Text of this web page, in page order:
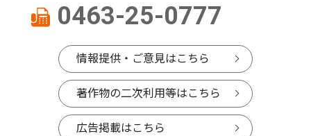
0463-25-0777
情報提供・ご意見はこちら
著作物の二次利用等はこちら
広告掲載はこちら